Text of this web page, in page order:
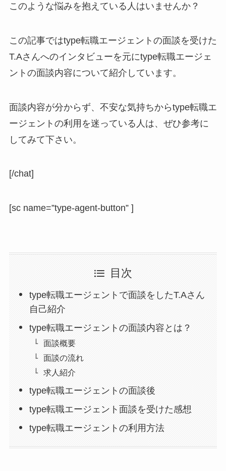
このような悩みを抱えている人はいませんか？
この記事ではtype転職エージェントの面談を受けた
T.Aさんへのインタビューを元にtype転職エージェ
ントの面談内容について紹介しています。
面談内容が分からず、不安な気持ちからtype転職エ
ージェントの利用を迷っている人は、ぜひ参考に
してみて下さい。
[/chat]
[sc name=”type-agent-button” ]
目次
type転職エージェントで面談をしたT.Aさん
自己紹介
type転職エージェントの面談内容とは？
面談概要
面談の流れ
求人紹介
type転職エージェントの面談後
type転職エージェント面談を受けた感想
type転職エージェントの利用方法